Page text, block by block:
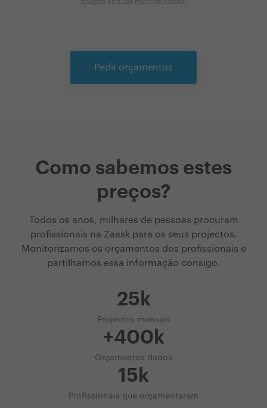
Pedir orçamentos
Como sabemos estes
preços?
Todos os anos, milhares de pessoas procuram
profissionais na Zaask para os seus projectos.
Monitorizamos os orçamentos dos profissionais e
partilhamos essa informação consigo.
25k
Projectos mensais
+400k
Orçamentos dados
15k
Profissionais que orçamentaram